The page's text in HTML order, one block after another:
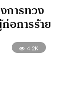
การทวง
อการร้าย
4.2K